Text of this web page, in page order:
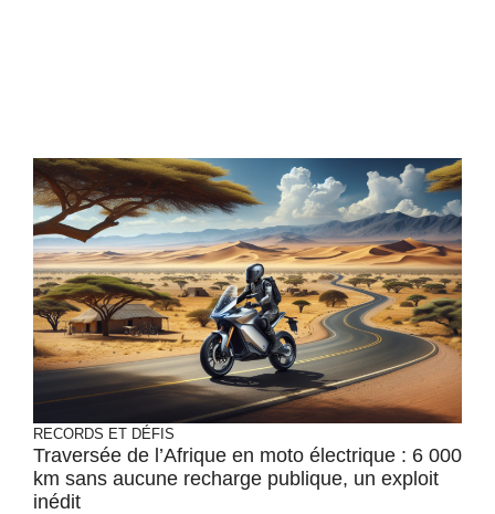
RECORDS ET DÉFIS
Traversée de l’Afrique en moto électrique : 6 000
km sans aucune recharge publique, un exploit
inédit